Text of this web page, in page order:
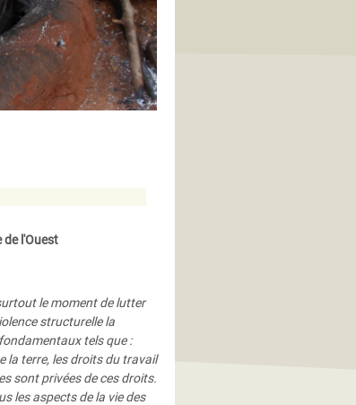
de l'Ouest
le moment de lutter
structurelle la
tels que :
la terre, les droits du travail
sont privées de ces droits.
les aspects de la vie des